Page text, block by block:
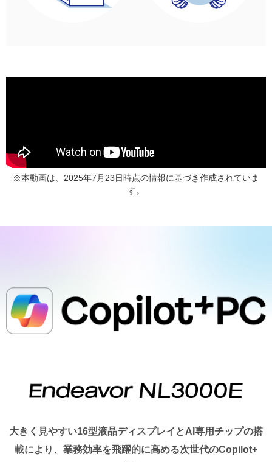
※本動画は、2025年7月23日時点の情報に基づき作成されていま
す。
大きく見やすい16型液晶ディスプレイとAI専用チップの搭
載により、業務効率を飛躍的に高める次世代のCopilot+